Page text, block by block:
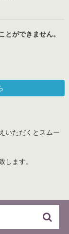
とができません。
いただくとスムー
します。